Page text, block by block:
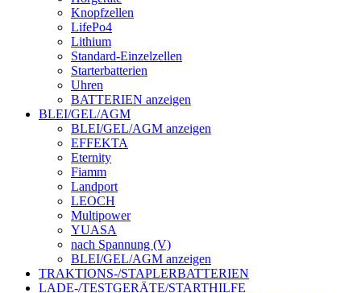
Knopfzellen
LifePo4
Lithium
Standard-Einzelzellen
Starterbatterien
Uhren
BATTERIEN anzeigen
BLEI/GEL/AGM
BLEI/GEL/AGM anzeigen
EFFEKTA
Eternity
Fiamm
Landport
LEOCH
Multipower
YUASA
nach Spannung (V)
BLEI/GEL/AGM anzeigen
TRAKTIONS-/STAPLERBATTERIEN
LADE-/TESTGERÄTE/STARTHILFE